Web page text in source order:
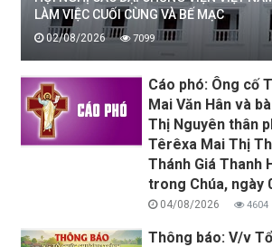
LÀM VIỆC CUỐI CÙNG VÀ BẾ MẠC
02/08/2026 7099
Cáo phó: Ông cố
Mai Văn Hân và
Thị Nguyên thân
Têrêxa Mai Thị
Thánh Giá Thanh
trong Chúa, ngày
04/08/2026 4604
Thông báo: V/v